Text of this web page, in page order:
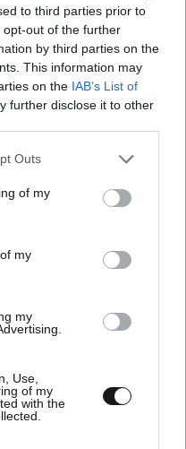
to third parties prior to
out of the further
by third parties on the
This information may
on the IAB’s List of
further disclose it to other
one or more Google
You may click to
its third-party tags to
in below Google
Outs
of my
my
my
Use,
of my
with the